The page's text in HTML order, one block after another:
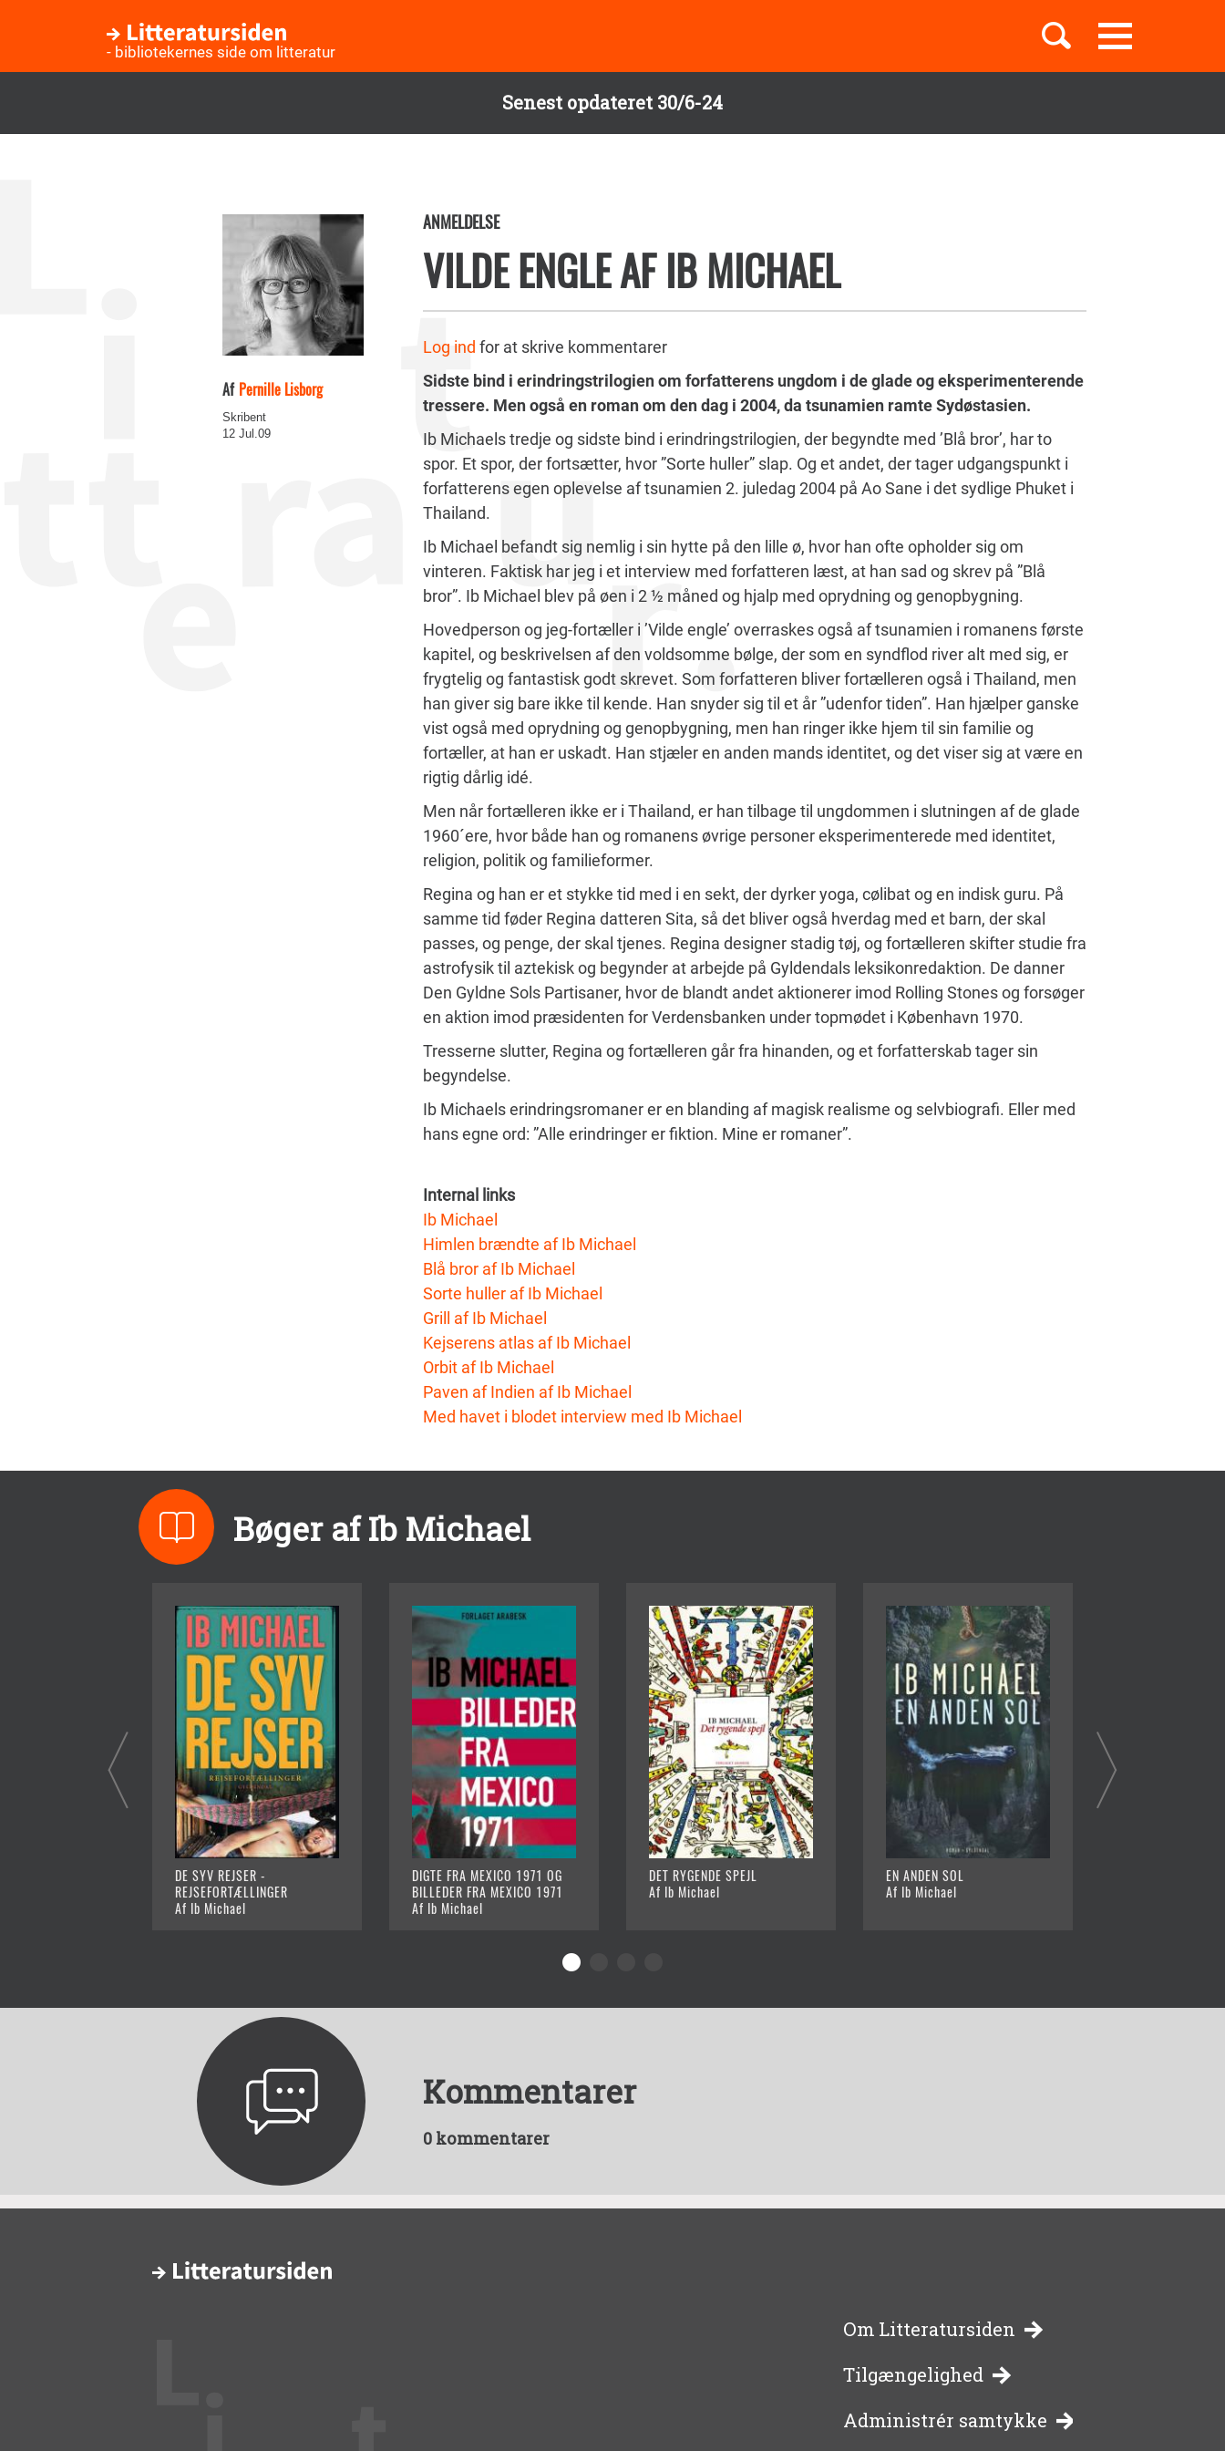
Senest opdateret 30/6-24
Toggle
navigation
- bibliotekernes side om litteratur
Børnebøger
Af Pernille Lisborg
Skribent
12 Jul.09
ANMELDELSE
VILDE ENGLE AF IB MICHAEL
Log ind for at skrive kommentarer
Sidste bind i erindringstrilogien om forfatterens ungdom i de glade og eksperimenterende
tressere. Men også en roman om den dag i 2004, da tsunamien ramte Sydøstasien.
Ib Michaels tredje og sidste bind i erindringstrilogien, der begyndte med ’Blå bror’, har to
spor. Et spor, der fortsætter, hvor ”Sorte huller” slap. Og et andet, der tager udgangspunkt i
forfatterens egen oplevelse af tsunamien 2. juledag 2004 på Ao Sane i det sydlige Phuket i
Thailand.
Ib Michael befandt sig nemlig i sin hytte på den lille ø, hvor han ofte opholder sig om
vinteren. Faktisk har jeg i et interview med forfatteren læst, at han sad og skrev på ”Blå
bror”. Ib Michael blev på øen i 2 ½ måned og hjalp med oprydning og genopbygning.
Hovedperson og jeg-fortæller i ’Vilde engle’ overraskes også af tsunamien i romanens første
kapitel, og beskrivelsen af den voldsomme bølge, der som en syndflod river alt med sig, er
frygtelig og fantastisk godt skrevet. Som forfatteren bliver fortælleren også i Thailand, men
han giver sig bare ikke til kende. Han snyder sig til et år ”udenfor tiden”. Han hjælper ganske
vist også med oprydning og genopbygning, men han ringer ikke hjem til sin familie og
fortæller, at han er uskadt. Han stjæler en anden mands identitet, og det viser sig at være en
rigtig dårlig idé.
Men når fortælleren ikke er i Thailand, er han tilbage til ungdommen i slutningen af de glade
1960´ere, hvor både han og romanens øvrige personer eksperimenterede med identitet,
religion, politik og familieformer.
Regina og han er et stykke tid med i en sekt, der dyrker yoga, cølibat og en indisk guru. På
samme tid føder Regina datteren Sita, så det bliver også hverdag med et barn, der skal
passes, og penge, der skal tjenes. Regina designer stadig tøj, og fortælleren skifter studie fra
astrofysik til aztekisk og begynder at arbejde på Gyldendals leksikonredaktion. De danner
Den Gyldne Sols Partisaner, hvor de blandt andet aktionerer imod Rolling Stones og forsøger
en aktion imod præsidenten for Verdensbanken under topmødet i København 1970.
Tresserne slutter, Regina og fortælleren går fra hinanden, og et forfatterskab tager sin
begyndelse.
Ib Michaels erindringsromaner er en blanding af magisk realisme og selvbiografi. Eller med
hans egne ord: ”Alle erindringer er fiktion. Mine er romaner”.
Internal links
Ib Michael
Himlen brændte af Ib Michael
Blå bror af Ib Michael
Sorte huller af Ib Michael
Grill af Ib Michael
Kejserens atlas af Ib Michael
Orbit af Ib Michael
Paven af Indien af Ib Michael
Med havet i blodet interview med Ib Michael
Bøger af Ib Michael
DE SYV REJSER -
REJSEFORTÆLLINGER
Af Ib Michael
DIGTE FRA MEXICO 1971 OG
BILLEDER FRA MEXICO 1971
Af Ib Michael
DET RYGENDE SPEJL
Af Ib Michael
EN ANDEN SOL
Af Ib Michael
Kommentarer
0 kommentarer
-
bibliotekernes
Om Litteratursiden
Tilgængelighed
Administrér samtykke